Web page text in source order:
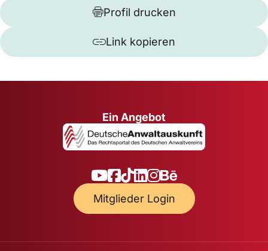
Profil drucken
Link kopieren
Ein Angebot
Mitglieder Login